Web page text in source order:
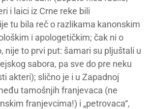
i laici iz Crne reke bili
tu bila reč o razlikama kanonskim
i apologetičkim; čak ni o
nije to prvi put: šamari su pljuštali u
sabora, pa sve do pre neku
akteri); slično je i u Zapadnoj
tamošnjih franjevaca (ne
franjevcima!) i „petrovaca“,